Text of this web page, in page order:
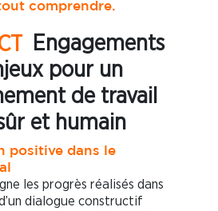
comprendre.
Engagements
pour un
de travail
et humain
positive dans le
les progrès réalisés dans
dialogue constructif